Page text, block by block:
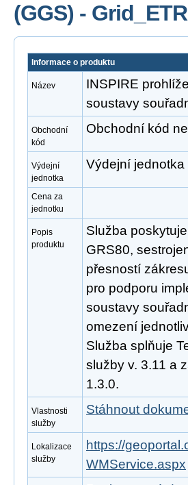
(GGS) -
Informace o produktu
Název
INSPIRE
soustavy
Obchodní
kód
Obchodní kód
Výdejní
jednotka
Výdejní
Cena za
jednotku
Popis
produktu
Služba
GRS80,
přesností
pro podporu
soustavy
omezení
Služba splňuje
služby v. 3.11 a
1.3.0.
Vlastnosti
služby
Stáhnout
Lokalizace
služby
https://
WMService.aspx